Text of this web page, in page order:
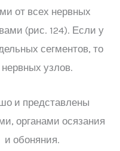
от всех нервных
(рис. 124). Если у
сегментов, то
узлов.
и представлены
органами осязания
и обоняния.